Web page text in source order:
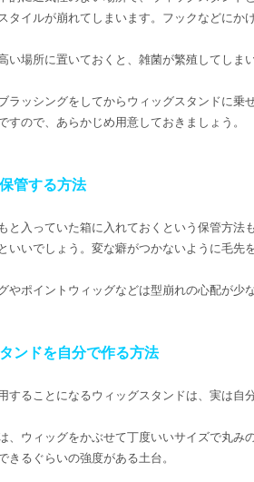
タイルが崩れてしまいます。フックなどにか
い場所に置いておくと、雑菌が繁殖してし
ラッシングをしてからウィッグスタンドに
すので、あらかじめ用意しておきましょう。
管する方法
と入っていた箱に入れておくという保管方
いいでしょう。変な癖がつかないように毛先
やポイントウィッグなどは型崩れの心配が
ンドを自分で作る方法
することになるウィッグスタンドは、実は自
、ウィッグをかぶせて丁度いいサイズで丸
きるぐらいの強度がある土台。